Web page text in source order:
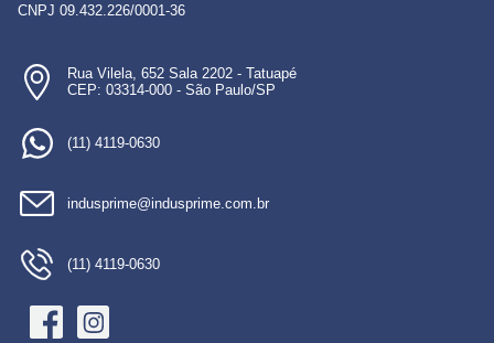
CNPJ 09.432.226/0001-36
Rua Vilela, 652 Sala 2202 - Tatuapé
CEP: 03314-000 - São Paulo/SP
(11) 4119-0630
indusprime@indusprime.com.br
(11) 4119-0630